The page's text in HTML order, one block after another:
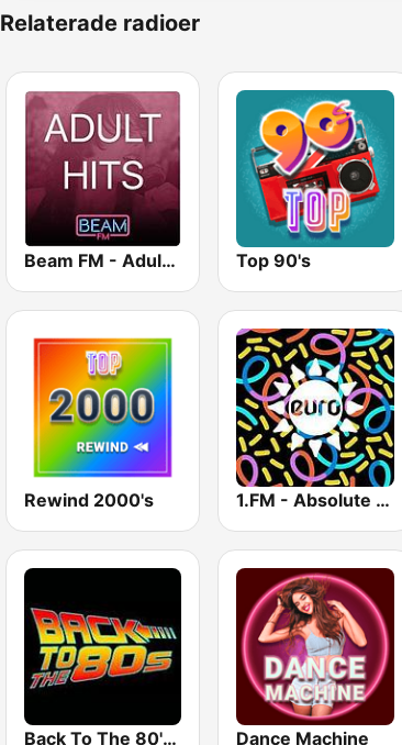
Relaterade radioer
Beam FM - Adult Hits Top 90's
Rewind 2000's 1.FM - Absolute Trance
Back To The 80's Radio Dance Machine